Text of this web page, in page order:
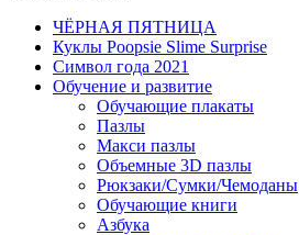
ЧЁРНАЯ ПЯТНИЦА
Куклы Poopsie Slime Surprise
Символ года 2021
Обучение и развитие
Обучающие плакаты
Пазлы
Макси пазлы
Объемные 3D пазлы
Рюкзаки/Сумки/Чемоданы
Обучающие книги
Азбука